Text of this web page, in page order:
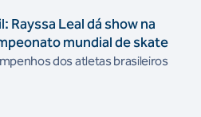
Rayssa Leal dá show na
mundial de skate
dos atletas brasileiros